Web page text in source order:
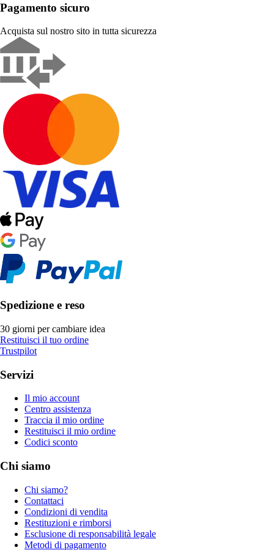
Pagamento sicuro
Acquista sul nostro sito in tutta sicurezza
Spedizione e reso
30 giorni per cambiare idea
Restituisci il tuo ordine
Trustpilot
Servizi
Il mio account
Centro assistenza
Traccia il mio ordine
Restituisci il mio ordine
Codici sconto
Chi siamo
Chi siamo?
Contattaci
Condizioni di vendita
Restituzioni e rimborsi
Esclusione di responsabilità legale
Metodi di pagamento